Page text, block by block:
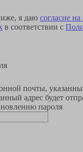
я даю согласие
в соответствии с
почты,
адрес будет
пароля